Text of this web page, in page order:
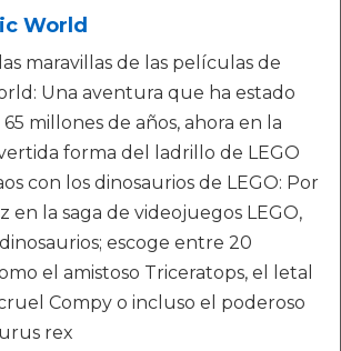
World
maravillas de las películas de
Una aventura que ha estado
millones de años, ahora en la
forma del ladrillo de LEGO
con los dinosaurios de LEGO: Por
en la saga de videojuegos LEGO,
escoge entre 20
el amistoso Triceratops, el letal
Compy o incluso el poderoso
rex